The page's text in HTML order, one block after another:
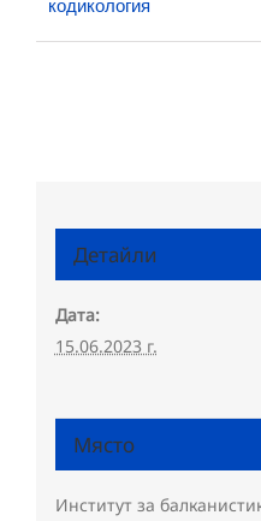
Детайли
Дата:
15.06.2023 г.
Място
Институт за